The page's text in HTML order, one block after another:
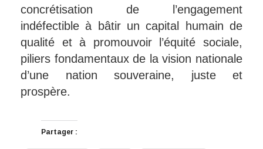
concrétisation de l’engagement
indéfectible à bâtir un capital humain de
qualité et à promouvoir l’équité sociale,
piliers fondamentaux de la vision nationale
d’une nation souveraine, juste et
prospère.
Partager :